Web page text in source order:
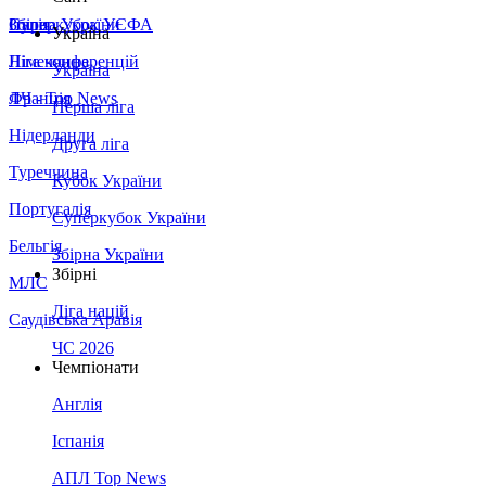
Збірна України
Італія
Німеччина
Франція
Нідерланди
Туреччина
Португалія
Бельгія
МЛС
Саудівська Аравія
Суперкубок УЄФА
Ліга конференцій
ЛЧ - Top News
Україна
Україна
Перша ліга
Друга ліга
Кубок України
Суперкубок України
Збірна України
Збірні
Ліга націй
ЧС 2026
Чемпіонати
Англія
Іспанія
АПЛ Top News